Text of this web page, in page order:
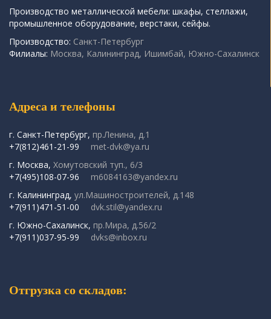
Производство металлической мебели: шкафы, стеллажи,
промышленное оборудование, верстаки, сейфы.
Производство: Санкт-Петербург
Филиалы: Москва, Калининград, Ишимбай, Южно-Сахалинск
Адреса и телефоны
г. Санкт-Петербург, пр.Ленина, д.1
+7(812)461-21-99
met-dvk@ya.ru
г. Москва, Хомутовский туп., 6/3
+7(495)108-07-96
m6084163@yandex.ru
г. Калининград, ул.Машиностроителей, д.148
+7(911)471-51-00
dvk.stil@yandex.ru
г. Южно-Сахалинск, пр.Мира, д.56/2
+7(911)037-95-99
dvks@inbox.ru
Отгрузка со складов: